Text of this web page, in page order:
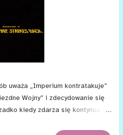
uważa „Imperium kontratakuje”
Wojny” i zdecydowanie się
kiedy zdarza się kontynuacja,